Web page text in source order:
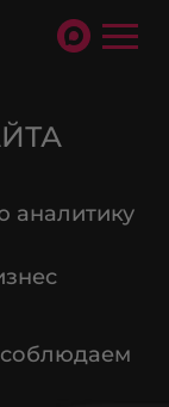
аналитику